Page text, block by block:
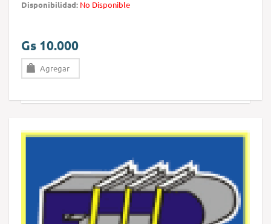
Disponibilidad: No Disponible
Gs 10.000
Agregar